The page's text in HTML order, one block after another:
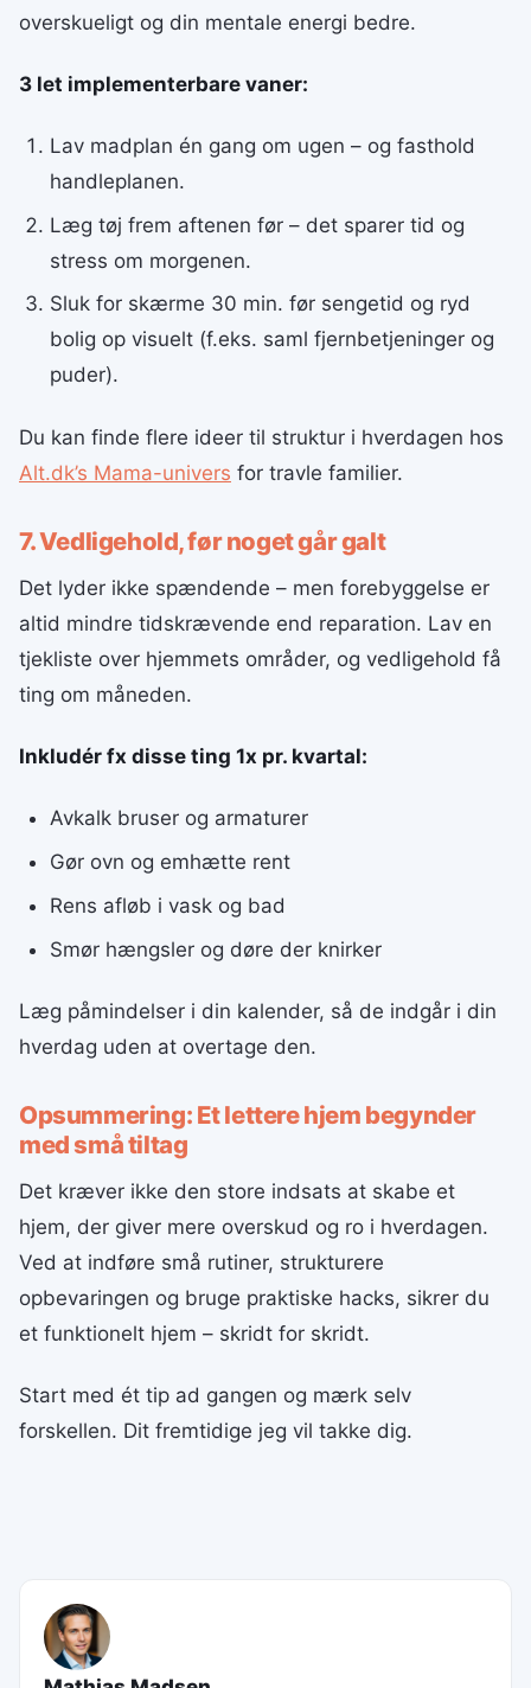
overskueligt og din mentale energi bedre.
3 let implementerbare vaner:
Lav madplan én gang om ugen – og fasthold
handleplanen.
Læg tøj frem aftenen før – det sparer tid og
stress om morgenen.
Sluk for skærme 30 min. før sengetid og ryd
bolig op visuelt (f.eks. saml fjernbetjeninger og
puder).
Du kan finde flere ideer til struktur i hverdagen hos
Alt.dk’s Mama-univers for travle familier.
7. Vedligehold, før noget går galt
Det lyder ikke spændende – men forebyggelse er
altid mindre tidskrævende end reparation. Lav en
tjekliste over hjemmets områder, og vedligehold få
ting om måneden.
Inkludér fx disse ting 1x pr. kvartal:
Avkalk bruser og armaturer
Gør ovn og emhætte rent
Rens afløb i vask og bad
Smør hængsler og døre der knirker
Læg påmindelser i din kalender, så de indgår i din
hverdag uden at overtage den.
Opsummering: Et lettere hjem begynder
med små tiltag
Det kræver ikke den store indsats at skabe et
hjem, der giver mere overskud og ro i hverdagen.
Ved at indføre små rutiner, strukturere
opbevaringen og bruge praktiske hacks, sikrer du
et funktionelt hjem – skridt for skridt.
Start med ét tip ad gangen og mærk selv
forskellen. Dit fremtidige jeg vil takke dig.